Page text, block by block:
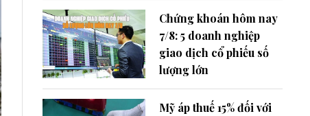
Chứng khoán hôm nay
7/8: 5 doanh nghiệp
giao dịch cổ phiếu số
lượng lớn
Mỹ áp thuế 15% đối với